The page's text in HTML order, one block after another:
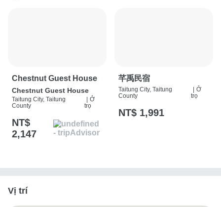
Chestnut Guest House
Chestnut Guest House
Taitung City, Taitung
County
Ở
trọ
NT$
2,147
芊禹民宿
Taitung City, Taitung
County
Ở
trọ
NT$ 1,991
Vị trí